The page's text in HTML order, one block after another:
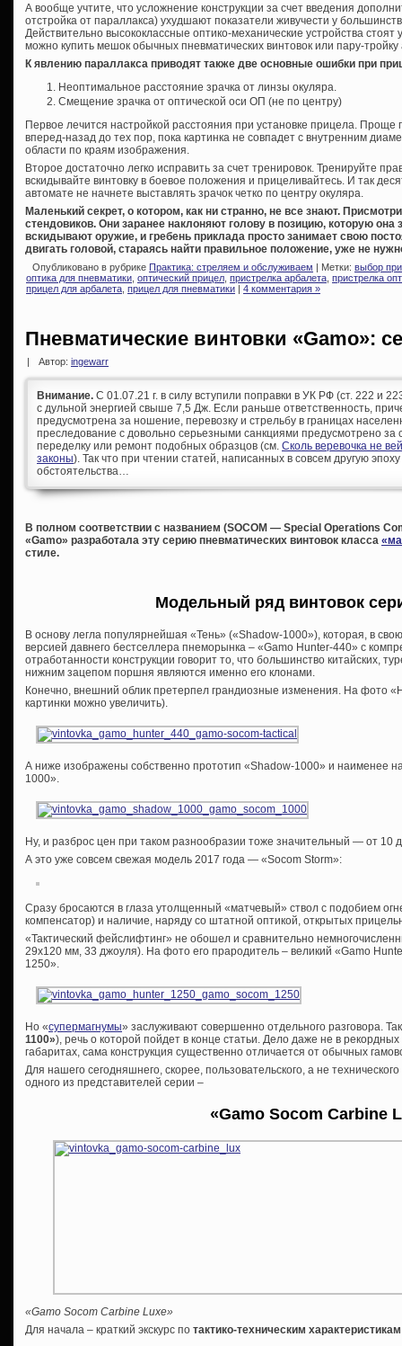
А вообще учтите, что усложнение конструкции за счет введения
отстройка от параллакса) ухудшают показатели живучести у
Действительно высококлассные оптико-механические устройства стоят
можно купить мешок обычных пневматических винтовок или пару-тройку
К явлению параллакса приводят также две основные ошибки при
Неоптимальное расстояние зрачка от линзы окуляра.
Смещение зрачка от оптической оси ОП (не по центру)
Первое лечится настройкой расстояния при установке прицела.
вперед-назад до тех пор, пока картинка не совпадет с внутренним
области по краям изображения.
Второе достаточно легко исправить за счет тренировок. Тренируйте
вскидывайте винтовку в боевое положения и прицеливайтесь. И так
автомате не начнете выставлять зрачок четко по центру окуляра.
Маленький секрет, о котором, как ни странно, не все знают.
стендовиков. Они заранее наклоняют голову в позицию, которую она
вскидывают оружие, и гребень приклада просто занимает свою
двигать головой, стараясь найти правильное положение, уже не
Опубликовано в рубрике Практика: стреляем и обслуживаем | Метки: выбор
оптика для пневматики оптический прицел пристрелка арбалета пристрелка
прицел для арбалета прицел для пневматики 4 комментария »
Пневматические винтовки «Gamo»:
| Автор: ingewarr
Внимание. С 01.07.21 г. в силу вступили поправки в УК РФ (ст. 222 и
с дульной энергией свыше 7,5 Дж. Если раньше ответственность,
предусмотрена за ношение, перевозку и стрельбу в границах
преследование с довольно серьезными санкциями предусмотрено за
переделку или ремонт подобных образцов (см. Сколь веревочка не
законы). Так что при чтении статей, написанных в совсем другую
обстоятельства…
В полном соответствии с названием (SOCOM — Special Operations
«Gamo» разработала эту серию пневматических винтовок класса
стиле.
Модельный ряд винтовок
В основу легла популярнейшая «Тень» («Shadow-1000»), которая, в
версией давнего бестселлера пнеморынка – «Gamo Hunter-440» с
отработанности конструкции говорит то, что большинство китайских,
нижним зацепом поршня являются именно его клонами.
Конечно, внешний облик претерпел грандиозные изменения. На фото
картинки можно увеличить).
А ниже изображены собственно прототип «Shadow-1000» и наименее
1000».
Ну, и разброс цен при таком разнообразии тоже значительный — от 10
А это уже совсем свежая модель 2017 года — «Socom Storm»:
Сразу бросаются в глаза утолщенный «матчевый» ствол с подобием
компенсатор) и наличие, наряду со штатной оптикой, открытых
«Тактический фейслифтинг» не обошел и сравнительно
29х120 мм, 33 джоуля). На фото его прародитель – великий «Gamo
1250».
Но «супермагнумы» заслуживают совершенно отдельного разговора.
1100»), речь о которой пойдет в конце статьи. Дело даже не в
габаритах, сама конструкция существенно отличается от обычных
Для нашего сегодняшнего, скорее, пользовательского, а не
одного из представителей серии –
«Gamo Socom Carbine
«Gamo Socom Carbine Luxe»
Для начала – краткий экскурс по тактико-техническим характеристикам